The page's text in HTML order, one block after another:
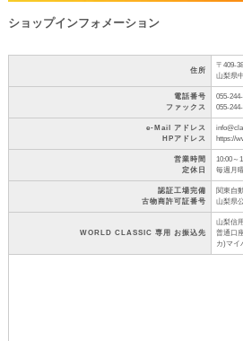
ショップインフォメーション
住所
〒409-
山梨県
電話番号
ファックス
055-
055-
e-Mail アドレス
HPアドレス
https://
営業時間
定休日
10:00～
毎週月
認証工場完備
古物商許可証番号
関東自
山梨県
WORLD CLASSIC 専用 お振込先
山梨信
普通口
カ)マイ